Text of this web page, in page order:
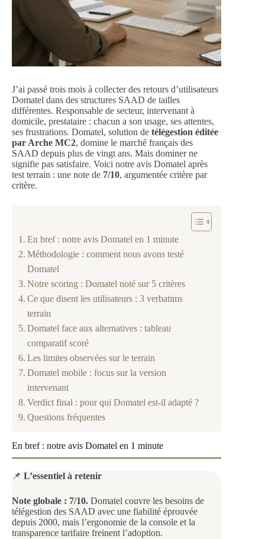
J’ai passé trois mois à collecter des retours d’utilisateurs
Domatel dans des structures SAAD de tailles
différentes. Responsable de secteur, intervenant à
domicile, prestataire : chacun a son usage, ses attentes,
ses frustrations. Domatel, solution de télégestion éditée
par Arche MC2, domine le marché français des
SAAD depuis plus de vingt ans. Mais dominer ne
signifie pas satisfaire. Voici notre avis Domatel après
test terrain : une note de 7/10, argumentée critère par
critère.
En bref : notre avis Domatel en 1 minute
Méthodologie : comment nous avons testé
Domatel
Notre scoring : Domatel noté sur 5 critères
Ce que disent les utilisateurs : 3 verbatims
terrain
Domatel face aux alternatives : tableau
comparatif scoré
Les limites observées sur le terrain
Domatel mobile : focus sur la version
intervenant
Verdict final : pour qui Domatel est-il adapté ?
Questions fréquentes
En bref : notre avis Domatel en 1 minute
📌 L’essentiel à retenir
Note globale : 7/10. Domatel couvre les besoins de
télégestion des SAAD avec une fiabilité éprouvée
depuis 2000, mais l’ergonomie de la console et la
transparence tarifaire freinent l’adoption.